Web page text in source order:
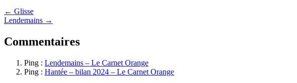
← Glisse
Lendemains →
Commentaires
Ping : Lendemains – Le Carnet Orange
Ping : Hantée – bilan 2024 – Le Carnet Orange